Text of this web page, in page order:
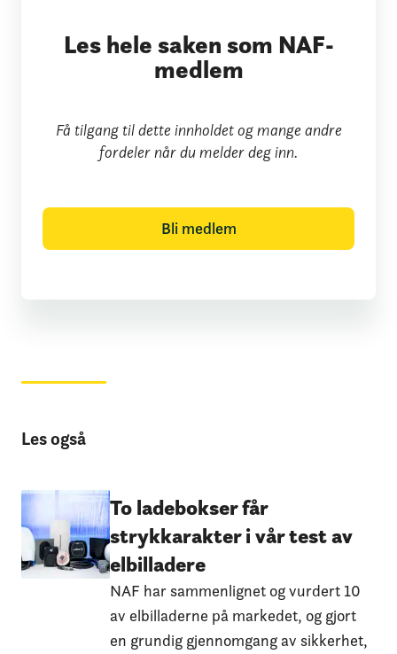
Les hele saken som NAF-
medlem
Få tilgang til dette innholdet og mange andre
fordeler når du melder deg inn.
Bli medlem
Les også
To ladebokser får
strykkarakter i vår test av
elbilladere
NAF har sammenlignet og vurdert 10
av elbilladerne på markedet, og gjort
en grundig gjennomgang av sikkerhet,